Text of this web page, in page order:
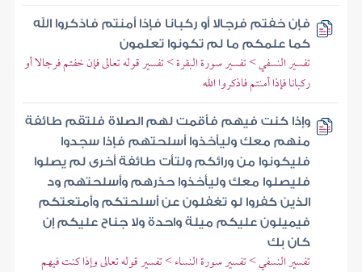
فإن خفتم فرجالا أو ركبانا فإذا أمنتم فاذكروا الله
كما علمكم ما لم تكونوا تعلمون
تفسير النسفي > تفسير سورة البقرة > تفسير قوله تعالى فإن خفتم فرجالا أو
ركبانا فإذا أمنتم فاذكروا الله
وإذا كنت فيهم فأقمت لهم الصلاة فلتقم طائفة
منهم معك وليأخذوا أسلحتهم فإذا سجدوا
فليكونوا من ورائكم ولتأت طائفة أخرى لم يصلوا
فليصلوا معك وليأخذوا حذرهم وأسلحتهم ود
الذين كفروا لو تغفلون عن أسلحتكم وأمتعتكم
فيميلون عليكم ميلة واحدة ولا جناح عليكم إن
كان بك
تفسير النسفي > تفسير سورة النساء > تفسير قوله تعالى وإذا كنت فيهم